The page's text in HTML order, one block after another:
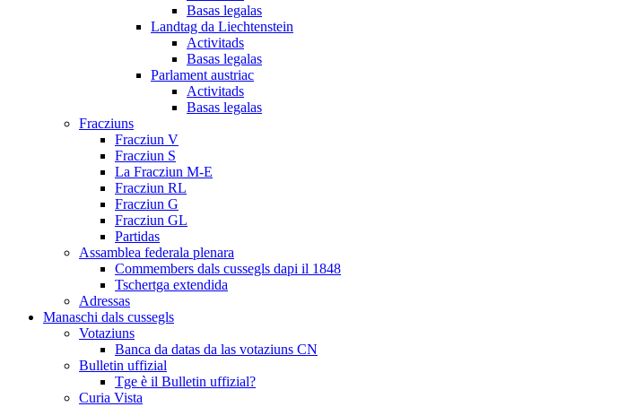
Basas legalas
Landtag da Liechtenstein
Activitads
Basas legalas
Parlament austriac
Activitads
Basas legalas
Fracziuns
Fracziun V
Fracziun S
La Fracziun M-E
Fracziun RL
Fracziun G
Fracziun GL
Partidas
Assamblea federala plenara
Commembers dals cussegls dapi il 1848
Tschertga extendida
Adressas
Manaschi dals cussegls
Votaziuns
Banca da datas da las votaziuns CN
Bulletin uffizial
Tge è il Bulletin uffizial?
Curia Vista